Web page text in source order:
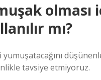
olması
mı?
yumuşatacağını
tavsiye etmiyoruz.